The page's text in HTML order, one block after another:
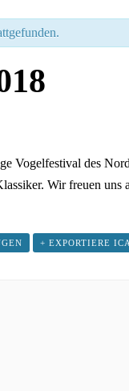
Vogelfestival des
Wir freuen uns
+ EXPORTIERE